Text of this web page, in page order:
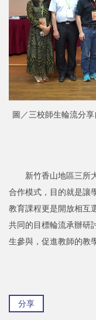
圖／三校師生輪流分
新竹香山地區三所大
合作模式，目的就是讓
教育課程更是開放相互
共同的目標輪流承辦研
生參與，促進教師的教
分享